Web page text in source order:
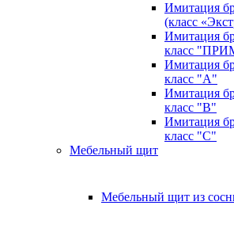
Имитация
(класс
Имитация
класс
Имитация
класс "А"
Имитация
класс "B"
Имитация
класс "C"
Мебельный щит
Мебельный щит из